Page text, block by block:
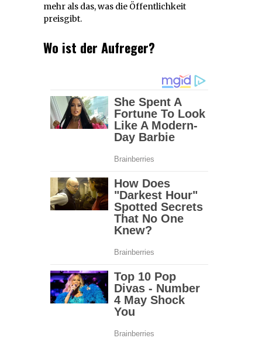
mehr als das, was die Öffentlichkeit
preisgibt.
Wo ist der Aufreger?